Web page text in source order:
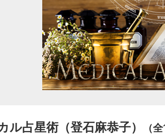
占星術（登石麻恭子） （